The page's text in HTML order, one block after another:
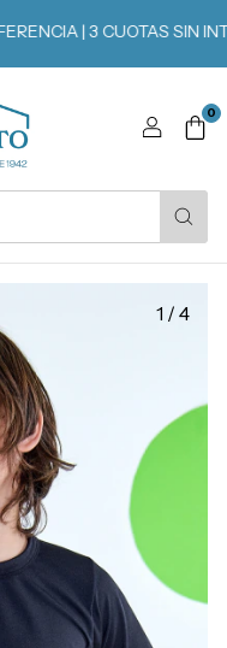
| 3 CUOTAS SIN
0
1 / 4